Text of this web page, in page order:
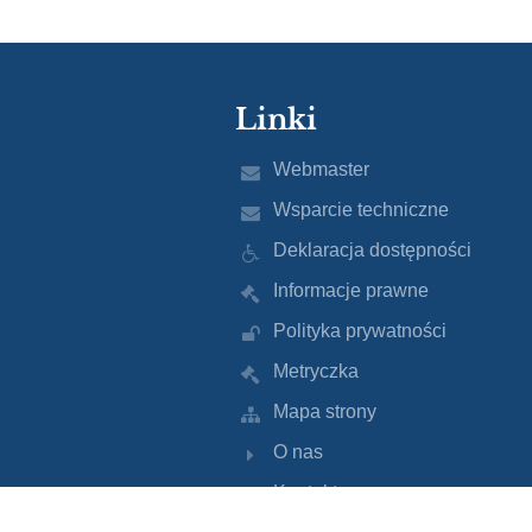
Linki
Webmaster
Wsparcie techniczne
Deklaracja dostępności
Informacje prawne
Polityka prywatności
Metryczka
Mapa strony
O nas
Kontakt